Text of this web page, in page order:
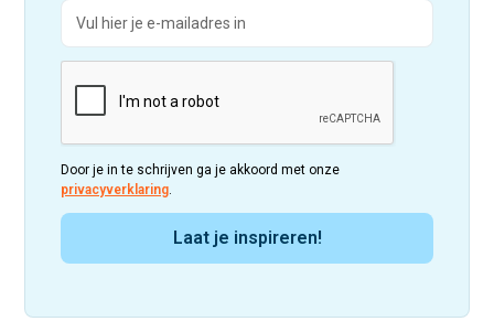
Door je in te schrijven ga je akkoord met onze
privacyverklaring.